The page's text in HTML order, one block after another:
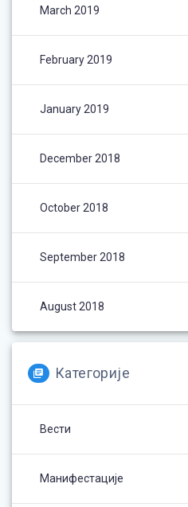
March 2019
February 2019
January 2019
December 2018
October 2018
September 2018
August 2018
Категорије
Вести
Манифестације